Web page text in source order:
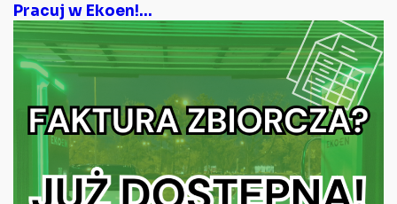
Pracuj w Ekoen!...